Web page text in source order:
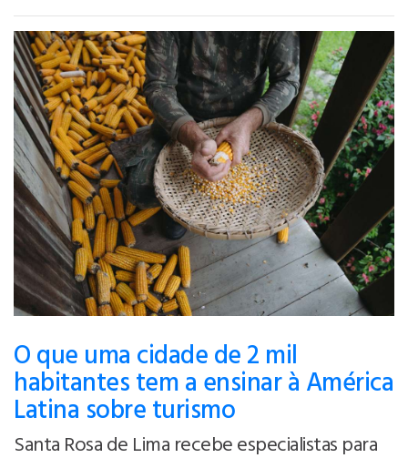
O que uma cidade de 2 mil
habitantes tem a ensinar à América
Latina sobre turismo
Santa Rosa de Lima recebe especialistas para